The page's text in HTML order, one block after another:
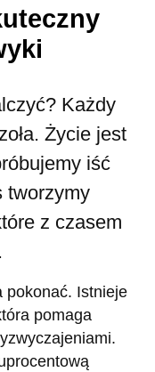
Każdy
Życie jest
iść
tworzymy
z czasem
pokonać. Istnieje
pomaga